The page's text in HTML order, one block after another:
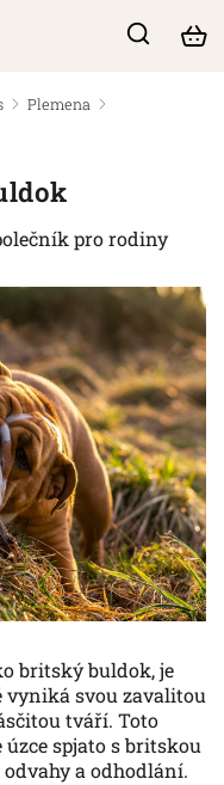
/ Plemena /
pro rodiny
britský buldok, je
vyniká svou zavalitou
tváří. Toto
spjato s britskou
a odhodlání.